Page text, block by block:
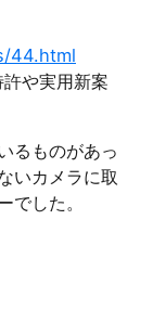
44.html
や実用新案
るものがあっ
いカメラに取
でした。